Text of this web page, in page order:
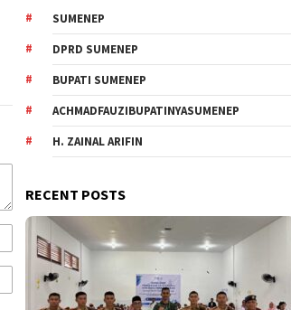
SUMENEP
DPRD SUMENEP
BUPATI SUMENEP
ACHMADFAUZIBUPATINYASUMENEP
H. ZAINAL ARIFIN
RECENT POSTS